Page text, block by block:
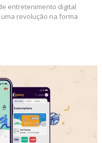
entretenimento digital
revolução na forma